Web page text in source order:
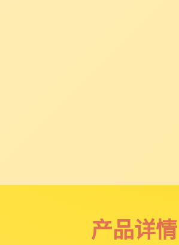
产品详情